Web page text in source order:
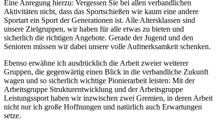
Eine Anregung hierzu: Vergessen Sie bei allen verbandlichen
Aktivitäten nicht, dass das Sportschießen wie kaum eine andere
Sportart ein Sport der Generationen ist. Alle Altersklassen sind
unsere Zielgruppen, wir haben für alle etwas zu bieten und
sicherlich die richtigen Angebote. Gerade der Jugend und den
Senioren müssen wir dabei unsere volle Aufmerksamkeit schenken.
Ebenso erwähne ich ausdrücklich die Arbeit zweier weiterer
Gruppen, die gegenwärtig einen Blick in die verbandliche Zukunft
wagen und so sicherlich wichtige Pionierarbeit leisten: Mit der
Arbeitsgruppe Strukturentwicklung und der Arbeitsgruppe
Leistungssport haben wir inzwischen zwei Gremien, in deren Arbeit
nicht nur ich große Hoffnungen und natürlich auch Erwartungen
setze.